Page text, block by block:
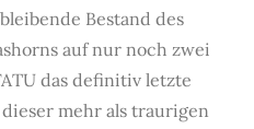
Bestand des
auf nur noch zwei
das definitiv letzte
mehr als traurigen